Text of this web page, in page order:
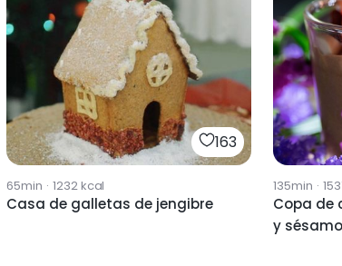
163
65min · 1232kcal
Casa de galletas de jengibre
135min ·
Copa de
y sésamo